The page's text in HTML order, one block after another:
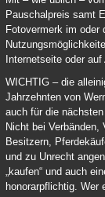
Pauschalpreis samt
Fotovermerk im oder
Internetseite oder
WICHTIG – die
Jahrzehnten von
auch für die
Nicht bei Verbänden,
Besitzern,
und zu Unrecht
„kaufen“ und auch
honorarpflichtig.